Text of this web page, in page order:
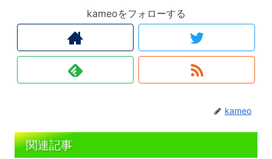
kameoをフォローする
kameo
関連記事